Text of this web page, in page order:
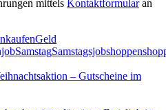
mittels Kontaktformularan
Geld
SamstagSamstagsjobshoppen
– Gutscheine im